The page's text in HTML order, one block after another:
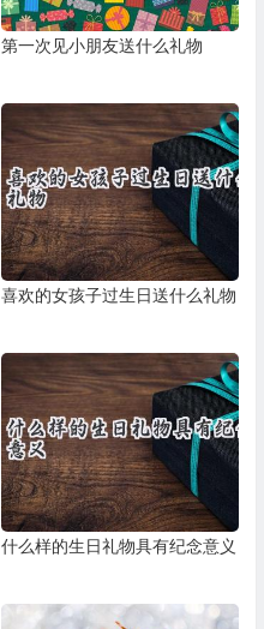
第一次见小朋友送什么礼物
喜欢的女孩子过生日送什么礼物
什么样的生日礼物具有纪念意义